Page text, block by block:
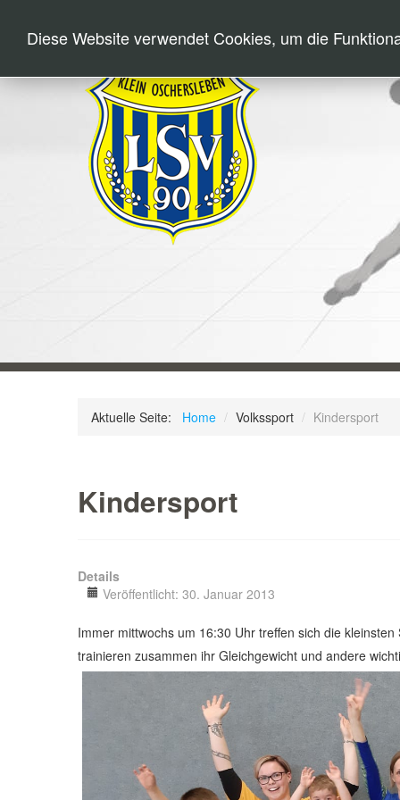
HOME NEWS
Aktuelle Seite: Home / Volkssport / Kindersport
Kindersport
Details
Veröffentlicht: 30. Januar 2013
Immer mittwochs um 16:30 Uhr treffen sich die
trainieren zusammen ihr Gleichgewicht und andere
Diese Website verwendet Cookies, um die